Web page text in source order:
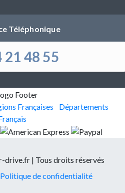
Téléphonique
21 48 55
Françaises
Départements
| Tous droits réservés
Politique de confidentialité